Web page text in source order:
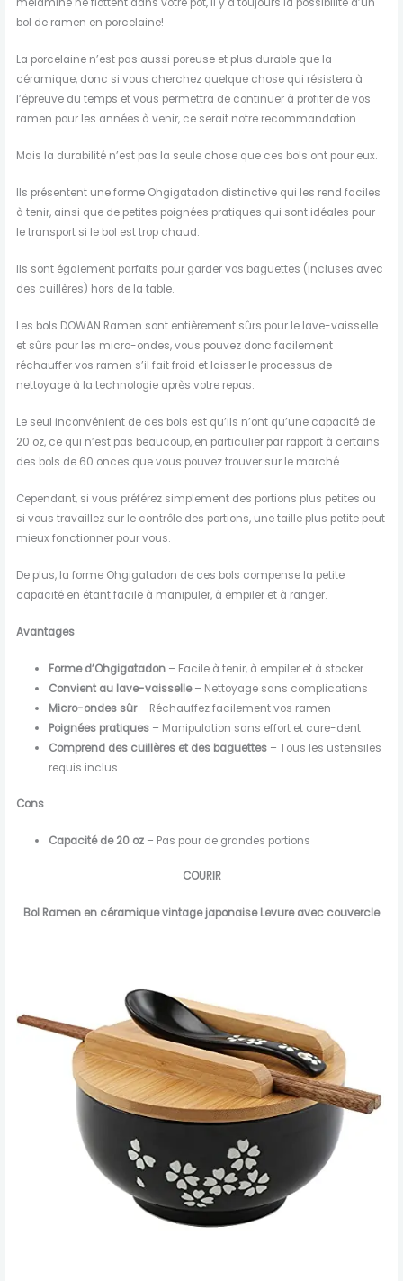
mélamine ne flottent dans votre pot, il y a toujours la possibilité d’un
bol de ramen en porcelaine!
La porcelaine n’est pas aussi poreuse et plus durable que la
céramique, donc si vous cherchez quelque chose qui résistera à
l’épreuve du temps et vous permettra de continuer à profiter de vos
ramen pour les années à venir, ce serait notre recommandation.
Mais la durabilité n’est pas la seule chose que ces bols ont pour eux.
Ils présentent une forme Ohgigatadon distinctive qui les rend faciles
à tenir, ainsi que de petites poignées pratiques qui sont idéales pour
le transport si le bol est trop chaud.
Ils sont également parfaits pour garder vos baguettes (incluses avec
des cuillères) hors de la table.
Les bols DOWAN Ramen sont entièrement sûrs pour le lave-vaisselle
et sûrs pour les micro-ondes, vous pouvez donc facilement
réchauffer vos ramen s’il fait froid et laisser le processus de
nettoyage à la technologie après votre repas.
Le seul inconvénient de ces bols est qu’ils n’ont qu’une capacité de
20 oz, ce qui n’est pas beaucoup, en particulier par rapport à certains
des bols de 60 onces que vous pouvez trouver sur le marché.
Cependant, si vous préférez simplement des portions plus petites ou
si vous travaillez sur le contrôle des portions, une taille plus petite peut
mieux fonctionner pour vous.
De plus, la forme Ohgigatadon de ces bols compense la petite
capacité en étant facile à manipuler, à empiler et à ranger.
Avantages
Forme d’Ohgigatadon – Facile à tenir, à empiler et à stocker
Convient au lave-vaisselle– Nettoyage sans complications
Micro-ondes sûr– Réchauffez facilement vos ramen
Poignées pratiques– Manipulation sans effort et cure-dent
Comprend des cuillères et des baguettes – Tous les ustensiles
requis inclus
Cons
Capacité de 20 oz – Pas pour de grandes portions
COURIR
Bol Ramen en céramique vintage japonaise Levure avec couvercle